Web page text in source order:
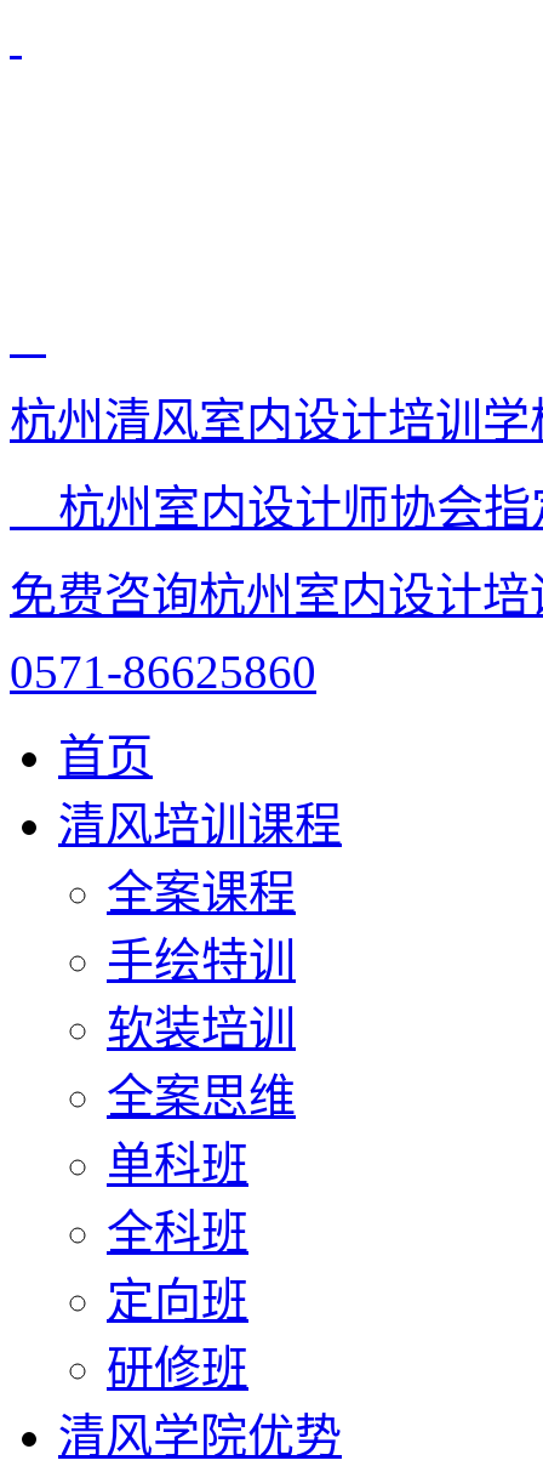
杭州清风室内设计培训学
杭州室内设计师协会
免费咨询杭州室内设计
0571-86625860
首页
清风培训课程
全案课程
手绘特训
软装培训
全案思维
单科班
全科班
定向班
研修班
清风学院优势